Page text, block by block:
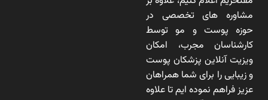
مشاوره های تخصصی در
حوزه پوست و مو توسط
کارشناسان مجرب، امکان
ویزیت آنلاین پزشکان پوست
و زیبایی را برای شما همراهان
عزیز فراهم نموده ایم تا علاوه